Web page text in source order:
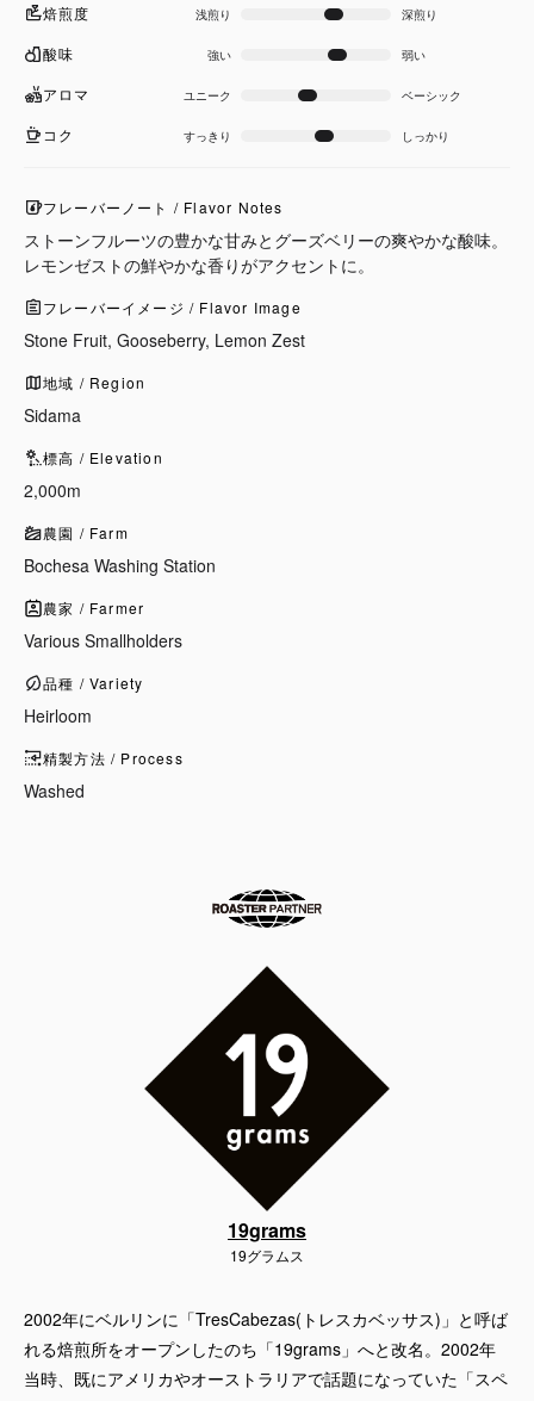
焙煎度 浅煎り 深煎り
酸味 強い 弱い
アロマ ユニーク ベーシック
コク すっきり しっかり
フレーバーノート / Flavor Notes
ストーンフルーツの豊かな甘みとグーズベリーの爽やかな酸味。
レモンゼストの鮮やかな香りがアクセントに。
フレーバーイメージ / Flavor Image
Stone Fruit, Gooseberry, Lemon Zest
地域 / Region
Sidama
標高 / Elevation
2,000m
農園 / Farm
Bochesa Washing Station
農家 / Farmer
Various Smallholders
品種 / Variety
Heirloom
精製方法 / Process
Washed
19grams
19グラムス
2002年にベルリンに「TresCabezas(トレスカベッサス)」と呼ば
れる焙煎所をオープンしたのち「19grams」へと改名。2002年
当時、既にアメリカやオーストラリアで話題になっていた「スペ